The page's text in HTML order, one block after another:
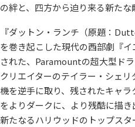
の絆と、四方から迫り来る新た
『ダットン・ランチ（原題：
を巻き起こした現代の西部劇『
された、Paramountの超大型ドラ
クリエイターのテイラー・シェ
機を逆手に取り、残されたキャ
をよりダークに、より残酷に描き
新たなるハリウッドのトップス